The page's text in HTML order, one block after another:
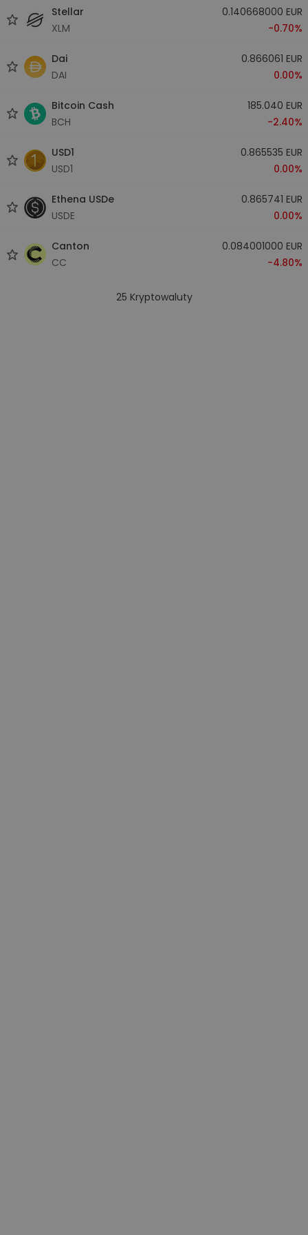
Stellar
XLM
0.140668000 EUR
-0.70%
Dai
DAI
0.866061 EUR
0.00%
Bitcoin Cash
BCH
185.040 EUR
-2.40%
USD1
USD1
0.865535 EUR
0.00%
Ethena USDe
USDE
0.865741 EUR
0.00%
Canton
CC
0.084001000 EUR
-4.80%
25 Kryptowaluty